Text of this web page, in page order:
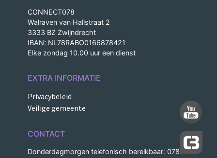
CONNECT078
Walraven van Hallstraat 2
3333 BZ Zwijndrecht
IBAN: NL78RABO0166878421
Elke zondag 10.00 uur een dienst
EXTRA INFORMATIE
Privacybeleid
Veilige gemeente
CONTACT
Donderdagmorgen telefonisch bereikbaar: 078-